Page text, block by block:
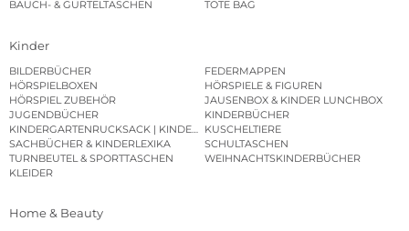
BAUCH- & GÜRTELTASCHEN
TOTE BAG
Kinder
BILDERBÜCHER
FEDERMAPPEN
HÖRSPIELBOXEN
HÖRSPIELE & FIGUREN
HÖRSPIEL ZUBEHÖR
JAUSENBOX & KINDER LUNCHBOX
JUGENDBÜCHER
KINDERBÜCHER
KINDERGARTENRUCKSACK | KINDERGARTENBEUTEL
KUSCHELTIERE
SACHBÜCHER & KINDERLEXIKA
SCHULTASCHEN
TURNBEUTEL & SPORTTASCHEN
WEIHNACHTSKINDERBÜCHER
KLEIDER
Home & Beauty